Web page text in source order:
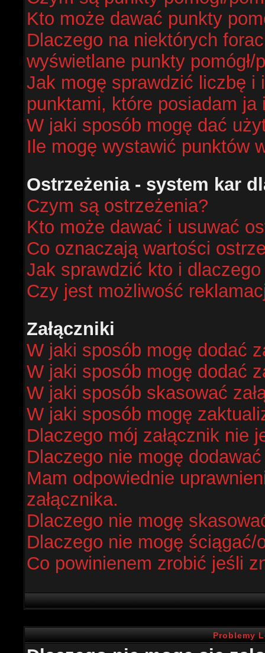
Kto może dawać punkty
Dlaczego na niektórych
wyświetlane punkty pomógł/
Jak mogę sprawdzić liczbę i
punktami, które posiadam
W jaki sposób mogę dać
Ile mogę wystawić punktów
Ostrzeżenia - system kar
Czym są ostrzeżenia?
Kto może dawać i usuwać
Co oznaczają wartości
Jak sprawdzić kto i dlaczego
Czy jest możliwość
Załączniki
W jaki sposób mogę dodać
W jaki sposób mogę dodać
W jaki sposób skasować
W jaki sposób mogę
Dlaczego mój załącznik nie
Dlaczego nie mogę dodawać
Mam odpowiednie
załącznika.
Dlaczego nie mogę
Dlaczego nie mogę ściągać/
Co powinienem zrobić jeśli
Problemy